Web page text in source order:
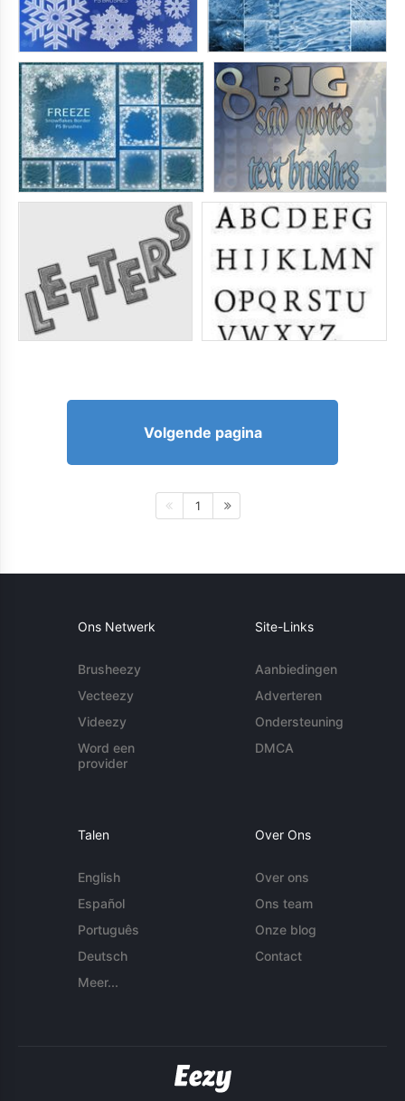
Volgende pagina
1
Ons Netwerk
Brusheezy
Vecteezy
Videezy
Word een
provider
Site-Links
Aanbiedingen
Adverteren
Ondersteuning
DMCA
Talen
English
Español
Português
Deutsch
Meer...
Over Ons
Over ons
Ons team
Onze blog
Contact